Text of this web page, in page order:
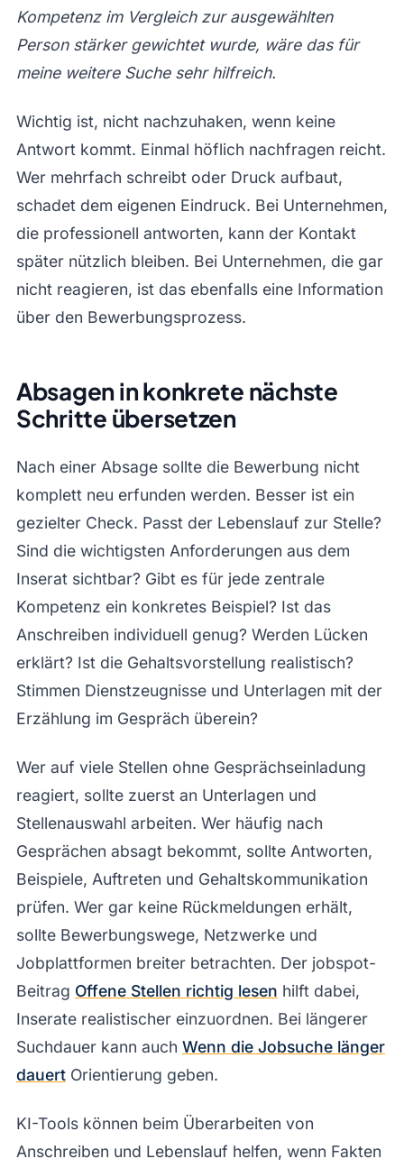
Kompetenz im Vergleich zur ausgewählten
Person stärker gewichtet wurde, wäre das für
meine weitere Suche sehr hilfreich.
Wichtig ist, nicht nachzuhaken, wenn keine
Antwort kommt. Einmal höflich nachfragen reicht.
Wer mehrfach schreibt oder Druck aufbaut,
schadet dem eigenen Eindruck. Bei Unternehmen,
die professionell antworten, kann der Kontakt
später nützlich bleiben. Bei Unternehmen, die gar
nicht reagieren, ist das ebenfalls eine Information
über den Bewerbungsprozess.
Absagen in konkrete nächste
Schritte übersetzen
Nach einer Absage sollte die Bewerbung nicht
komplett neu erfunden werden. Besser ist ein
gezielter Check. Passt der Lebenslauf zur Stelle?
Sind die wichtigsten Anforderungen aus dem
Inserat sichtbar? Gibt es für jede zentrale
Kompetenz ein konkretes Beispiel? Ist das
Anschreiben individuell genug? Werden Lücken
erklärt? Ist die Gehaltsvorstellung realistisch?
Stimmen Dienstzeugnisse und Unterlagen mit der
Erzählung im Gespräch überein?
Wer auf viele Stellen ohne Gesprächseinladung
reagiert, sollte zuerst an Unterlagen und
Stellenauswahl arbeiten. Wer häufig nach
Gesprächen absagt bekommt, sollte Antworten,
Beispiele, Auftreten und Gehaltskommunikation
prüfen. Wer gar keine Rückmeldungen erhält,
sollte Bewerbungswege, Netzwerke und
Jobplattformen breiter betrachten. Der jobspot-
Beitrag Offene Stellen richtig lesen hilft dabei,
Inserate realistischer einzuordnen. Bei längerer
Suchdauer kann auch Wenn die Jobsuche länger
dauertOrientierung geben.
KI-Tools können beim Überarbeiten von
Anschreiben und Lebenslauf helfen, wenn Fakten